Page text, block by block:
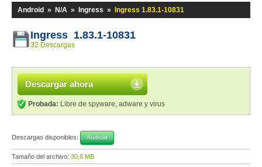
Android » N/A » Ingress » Ingress 1.83.1-10831
Ingress 1.83.1-10831
32 Descargas
Descargar ahora
Probada: Libre de spyware, adware y virus
Descargas disponibles: Android
Tamaño del archivo: 30,6 MB